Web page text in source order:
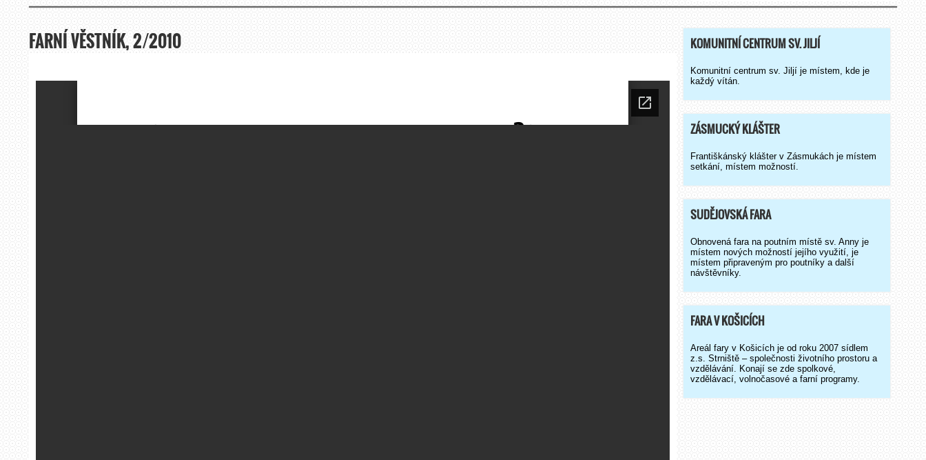
FARNÍ VĚSTNÍK, 2/2010 KOMUNITNÍ CENTRUM SV. JILJÍ
Komunitní centrum sv. Jiljí je místem, kde je
každý vítán.
ZÁSMUCKÝ KLÁŠTER
Františkánský klášter v Zásmukách je místem
setkání, místem možností.
SUDĚJOVSKÁ FARA
Obnovená fara na poutním místě sv. Anny je
místem nových možností jejího využití, je
místem připraveným pro poutníky a další
návštěvníky.
FARA V KOŠICÍCH
Areál fary v Košicích je od roku 2007 sídlem
z.s. Strniště – společnosti životního prostoru a
vzdělávání. Konají se zde spolkové,
vzdělávací, volnočasové a farní programy.